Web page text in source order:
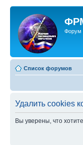
Форум
Список форумов
Удалить cookies
Вы уверены, что